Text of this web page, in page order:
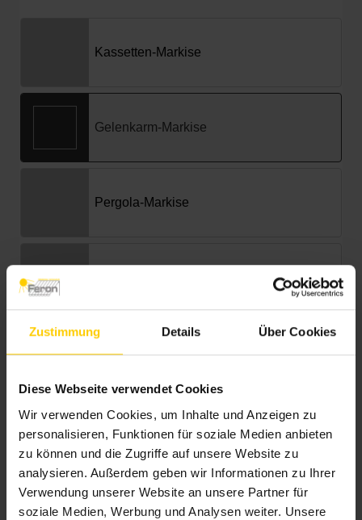
Zustimmung Details Über Cookies
Diese Webseite verwendet Cookies
Wir verwenden Cookies, um Inhalte und Anzeigen zu
personalisieren, Funktionen für soziale Medien anbieten
zu können und die Zugriffe auf unsere Website zu
analysieren. Außerdem geben wir Informationen zu Ihrer
Verwendung unserer Website an unsere Partner für
soziale Medien, Werbung und Analysen weiter. Unsere